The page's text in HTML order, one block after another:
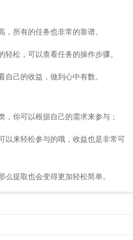
，所有的任务也非常的靠谱。
轻松，可以查看任务的操作步骤。
自己的收益，做到心中有数。
，你可以根据自己的需求来参与；
以来轻松参与的哦，收益也是非常可
么提取也会变得更加轻松简单。